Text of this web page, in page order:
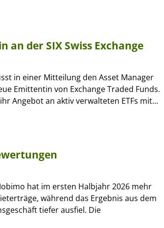
an der SIX Swiss Exchange
in einer Mitteilung den Asset Manager
Emittentin von Exchange Traded Funds.
Angebot an aktiv verwalteten ETFs mit...
hat im ersten Halbjahr 2026 mehr
während das Ergebnis aus dem
tiefer ausfiel. Die